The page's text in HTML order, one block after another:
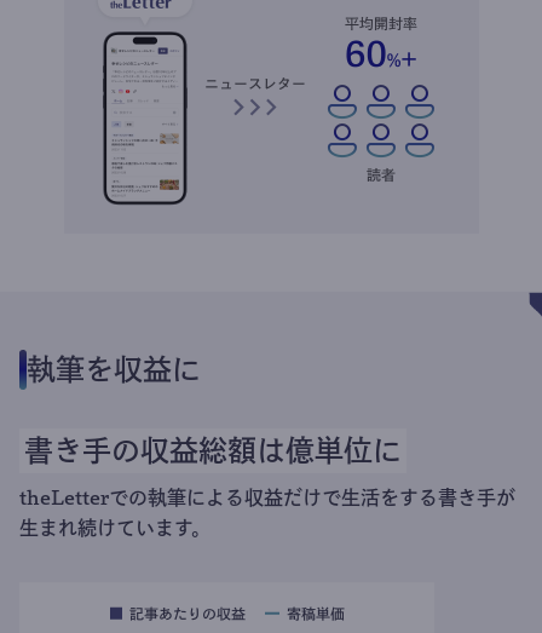
執筆を収益に
書き手の収益総額は億単位に
theLetterでの執筆による収益だけで生活をする書き手が
生まれ続けています。